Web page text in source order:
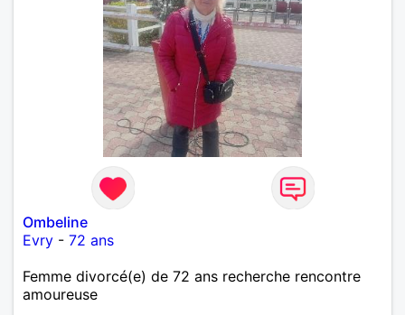
Ombeline
Evry - 72 ans
Femme divorcé(e) de 72 ans recherche rencontre
amoureuse